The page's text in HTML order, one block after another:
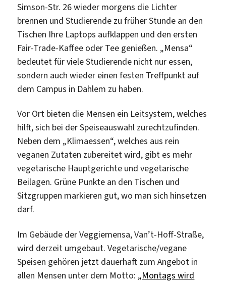
Simson-Str. 26 wieder morgens die Lichter
brennen und Studierende zu früher Stunde an den
Tischen Ihre Laptops aufklappen und den ersten
Fair-Trade-Kaffee oder Tee genießen. „Mensa“
bedeutet für viele Studierende nicht nur essen,
sondern auch wieder einen festen Treffpunkt auf
dem Campus in Dahlem zu haben.
Vor Ort bieten die Mensen ein Leitsystem, welches
hilft, sich bei der Speiseauswahl zurechtzufinden.
Neben dem „Klimaessen“, welches aus rein
veganen Zutaten zubereitet wird, gibt es mehr
vegetarische Hauptgerichte und vegetarische
Beilagen. Grüne Punkte an den Tischen und
Sitzgruppen markieren gut, wo man sich hinsetzen
darf.
Im Gebäude der Veggiemensa, Van’t-Hoff-Straße,
wird derzeit umgebaut. Vegetarische/vegane
Speisen gehören jetzt dauerhaft zum Angebot in
allen Mensen unter dem Motto: „Montags wird